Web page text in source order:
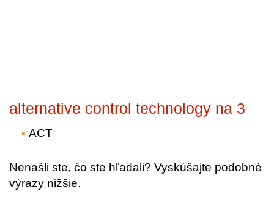
alternative control technology na 3
ACT
Nenašli ste, čo ste hľadali? Vyskúšajte podobné
výrazy nižšie.